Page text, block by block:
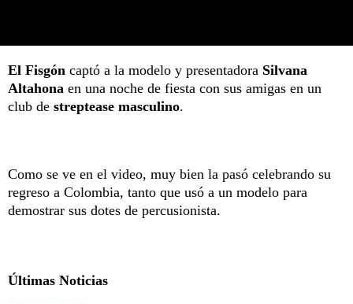
El Fisgón captó a la modelo y presentadora Silvana
Altahona en una noche de fiesta con sus amigas en un
club de streptease masculino.
Como se ve en el video, muy bien la pasó celebrando su
regreso a Colombia, tanto que usó a un modelo para
demostrar sus dotes de percusionista.
Últimas Noticias